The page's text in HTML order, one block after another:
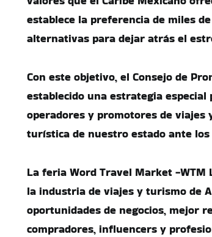
establece la preferencia de miles
alternativas para dejar atrás el
Con este objetivo, el Consejo de
establecido una estrategia
operadores y promotores de
turística de nuestro estado ante
La feria Word Travel Market -
la industria de viajes y turismo de
oportunidades de negocios, mejor
compradores, influencers y